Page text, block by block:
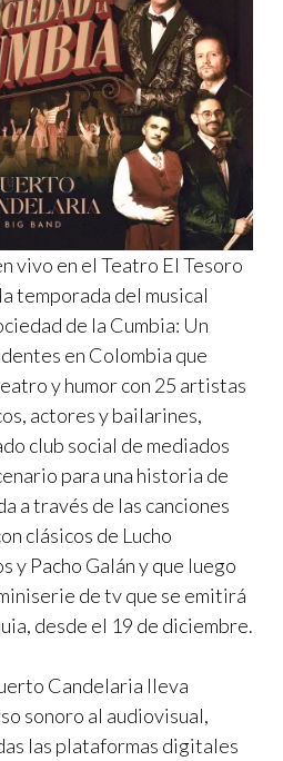
vivo en el Teatro El Tesoro
temporada del musical
de la Cumbia: Un
en Colombia que
y humor con 25 artistas
actores y bailarines,
club social de mediados
para una historia de
a través de las canciones
clásicos de Lucho
y Pacho Galán y que luego
de tv que se emitirá
desde el 19 de diciembre.
Candelaria lleva
sonoro al audiovisual,
las plataformas digitales